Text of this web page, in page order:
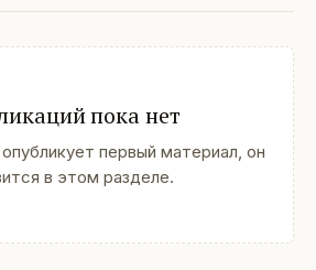
пока нет
первый материал, он
в этом разделе.